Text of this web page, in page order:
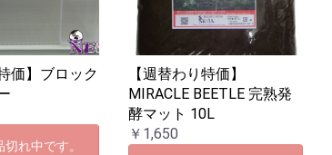
価】ブロック
れ中です。
【週替わり特価】
MIRACLE BEETLE 完熟発
酵マット 10L
￥1,650